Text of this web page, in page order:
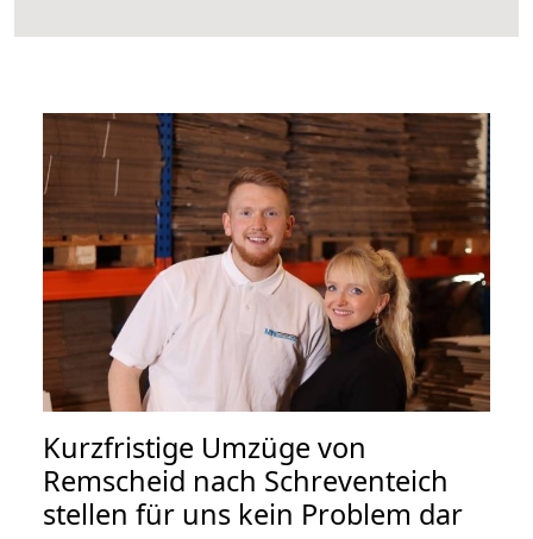
Kurzfristige Umzüge von
Remscheid nach Schreventeich
stellen für uns kein Problem dar